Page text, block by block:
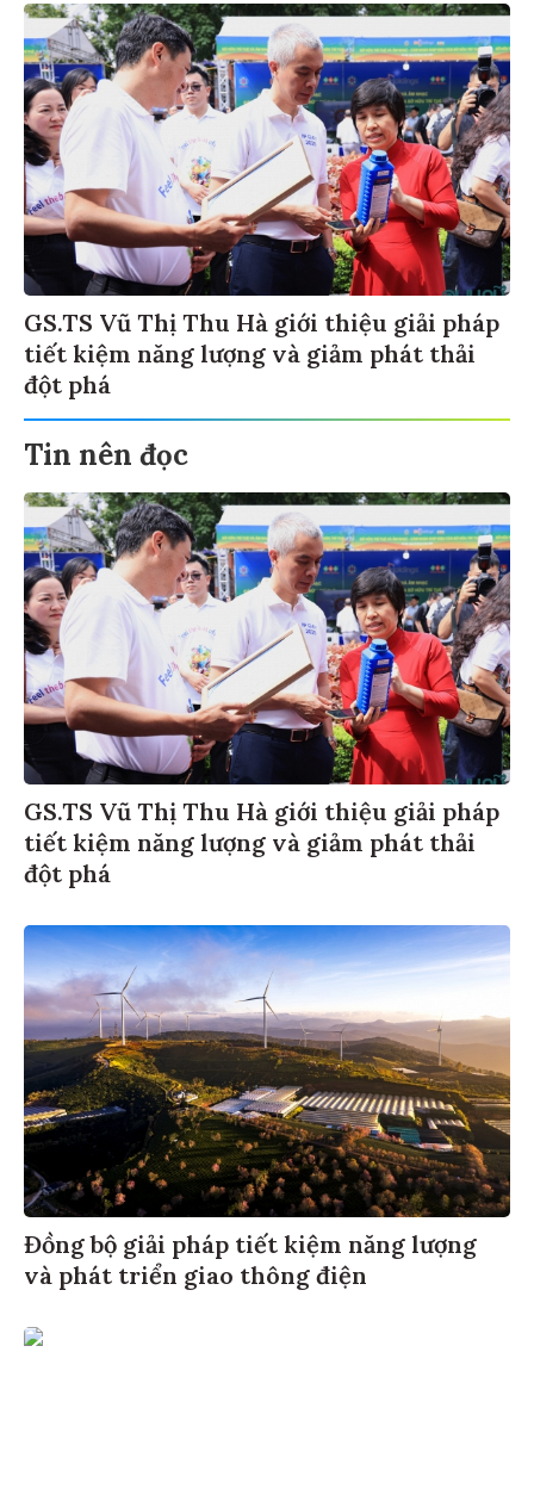
GS.TS Vũ Thị Thu Hà giới thiệu giải pháp
tiết kiệm năng lượng và giảm phát thải
đột phá
Tin nên đọc
GS.TS Vũ Thị Thu Hà giới thiệu giải pháp
tiết kiệm năng lượng và giảm phát thải
đột phá
Đồng bộ giải pháp tiết kiệm năng lượng
và phát triển giao thông điện